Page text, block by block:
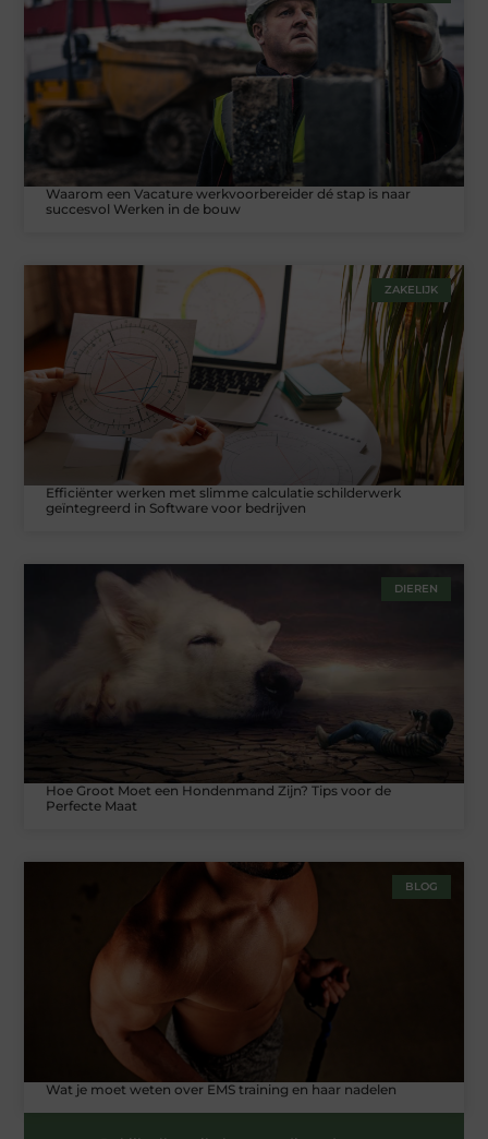
Waarom een Vacature werkvoorbereider dé stap is naar
succesvol Werken in de bouw
ZAKELIJK
Efficiënter werken met slimme calculatie schilderwerk
geïntegreerd in Software voor bedrijven
DIEREN
Hoe Groot Moet een Hondenmand Zijn? Tips voor de
Perfecte Maat
BLOG
Wat je moet weten over EMS training en haar nadelen